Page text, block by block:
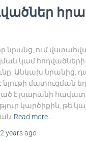
նրանց, ում
կամ
Անկախ նրանից,
մատուցման
է լսարանի
կարծիքին, թե
Read more…
2 yearsago